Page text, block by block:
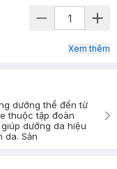
Xem thêm
dưỡng thể đến từ
thuộc tập đoàn
dưỡng da hiệu
da. Sản